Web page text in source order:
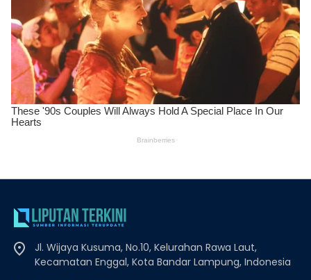
Jl. Wijaya Kusuma, No.10, Kelurahan Rawa Laut,
Kecamatan Enggal, Kota Bandar Lampung, Indonesia